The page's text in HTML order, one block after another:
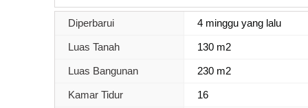
Diperbarui 4 minggu yang lalu
Luas Tanah 130 m2
Luas Bangunan 230 m2
Kamar Tidur 16